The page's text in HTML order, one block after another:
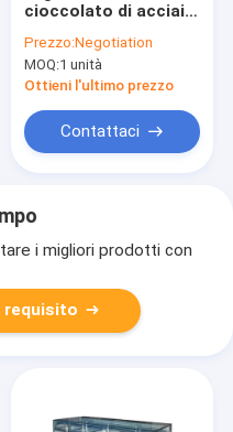
cioccolato di acciaio
cassetti del
frigorifero due
dell'esposizione di
negozio
Prezzo:Negotiation
MOQ:1 unità
Ottieni l'ultimo prezzo
Contattaci
i migliori prodotti con
requisito